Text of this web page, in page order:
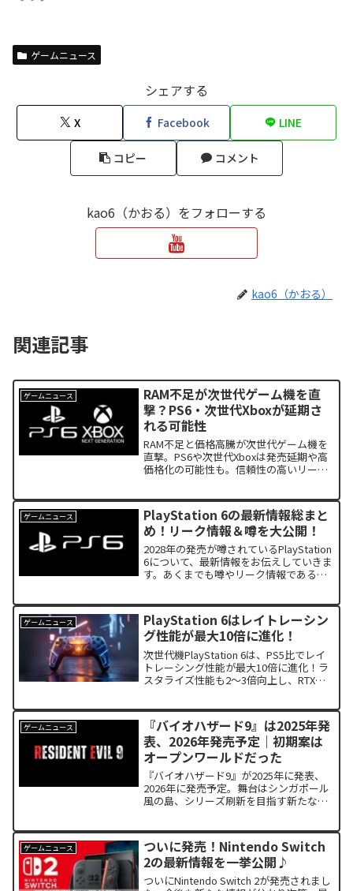
ゲームニュース
シェアする
X Facebook LINE
コピー コメント
kao6（かおる）をフォローする
kao6（かおる）
関連記事
ゲームニュース
RAM不足が次世代ゲーム機を直
撃？PS6・次世代Xboxが延期さ
れる可能性
RAM不足と価格高騰が次世代ゲーム機を
直撃。PS6や次世代Xboxは発売延期や高
価格化の可能性も。信頼性の高いリーカ
ゲームニュース
PlayStation 6の最新情報総まと
め！リーク情報＆噂を大公開！
2028年の発売が噂されているPlayStation
6について、最新情報をお伝えしていきま
す。あくまでも噂やリーク情報であるた
ゲームニュース
PlayStation 6はレイトレーシン
グ性能が最大10倍に進化！
次世代機PlayStation 6は、PS5比でレイ
トレーシング性能が最大10倍に進化！ラ
スタライズ性能も2〜3倍向上し、RTX
ゲームニュース
『バイオハザード9』は2025年発
表、2026年発売予定｜初期案は
オープンワールドだった
『バイオハザード9』が2025年に発表、
2026年に発売予定。舞台はシンガポール
風の島、シリーズ刷新を目指す新たな恐
ゲームニュース
ついに発売！Nintendo Switch
2の最新情報を一挙公開♪
ついにNintendo Switch 2が発売されまし